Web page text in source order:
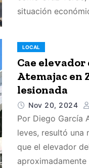
situación
LOCAL
Cae elevador
Atemajac en
lesionada
Nov 20, 2024
Por Diego García
leves, resultó una
que el elevador